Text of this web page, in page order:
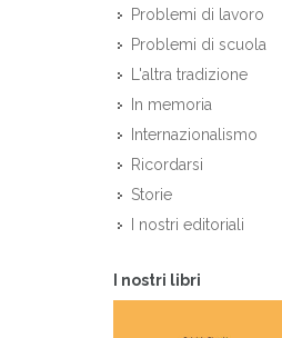
Problemi di lavoro
Problemi di scuola
L'altra tradizione
In memoria
Internazionalismo
Ricordarsi
Storie
I nostri editoriali
I nostri libri